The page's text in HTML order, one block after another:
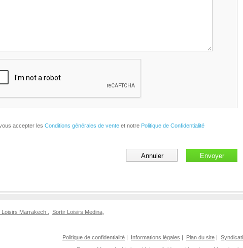
accepter les Conditions générales de vente et notre Politique de Confidentialité
Loisirs Marrakech Sortir Loisirs Medina
Politique de confidentialité | Informations légales | Plan du site |